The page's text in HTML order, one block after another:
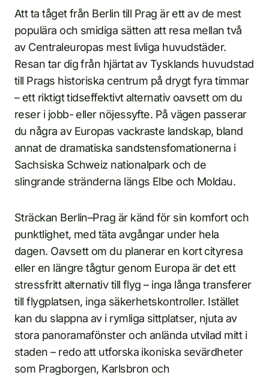
Att ta tåget från Berlin till Prag är ett av de mest
populära och smidiga sätten att resa mellan två
av Centraleuropas mest livliga huvudstäder.
Resan tar dig från hjärtat av Tysklands huvudstad
till Prags historiska centrum på drygt fyra timmar
– ett riktigt tidseffektivt alternativ oavsett om du
reser i jobb- eller nöjessyfte. På vägen passerar
du några av Europas vackraste landskap, bland
annat de dramatiska sandstensfomationerna i
Sachsiska Schweiz nationalpark och de
slingrande stränderna längs Elbe och Moldau.
Sträckan Berlin–Prag är känd för sin komfort och
punktlighet, med täta avgångar under hela
dagen. Oavsett om du planerar en kort cityresa
eller en längre tågtur genom Europa är det ett
stressfritt alternativ till flyg – inga långa transferer
till flygplatsen, inga säkerhetskontroller. Istället
kan du slappna av i rymliga sittplatser, njuta av
stora panoramafönster och anlända utvilad mitt i
staden – redo att utforska ikoniska sevärdheter
som Pragborgen, Karlsbron och